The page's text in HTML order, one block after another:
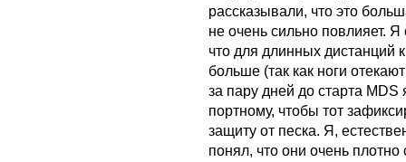
рассказывали, что это
не очень сильно повлияет.
что для длинных дистанций
больше (так как ноги
за пару дней до старта MDS
портному, чтобы тот
защиту от песка. Я,
понял, что они очень